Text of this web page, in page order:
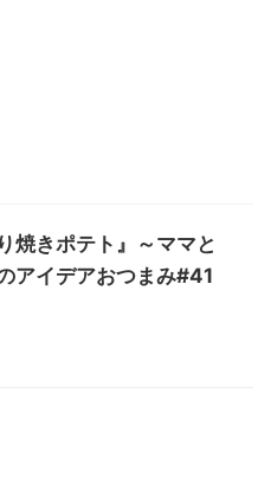
焼きポテト』～ママと
アイデアおつまみ#41